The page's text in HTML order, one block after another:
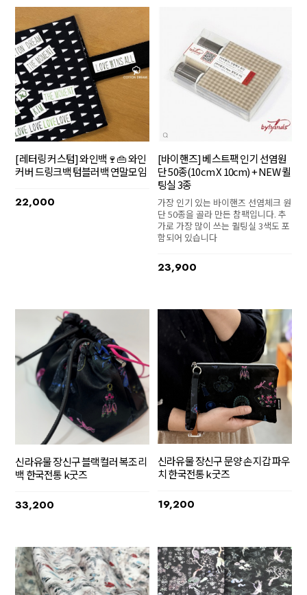
[레터링 커스텀] 와인백🍷👜 와인
커버 드링크백 텀블러백 연말모임
22,000
[바이핸즈] 베스트팩 인기 선염원
단 50종(10cm X 10cm) + NEW 퀼
팅실 3종
가장 인기 있는 바이핸즈 선염체크 원
단 50종을 골라 만든 참팩입니다. 추
가로 가장 많이 쓰는 퀼팅실 3색도 포
함되어 있습니다
23,900
신라유물 장신구 블랙컬러 복조리
백 한국전통 k굿즈
33,200
신라유물 장신구 문양 손지갑 파우
치 한국전통 k굿즈
19,200